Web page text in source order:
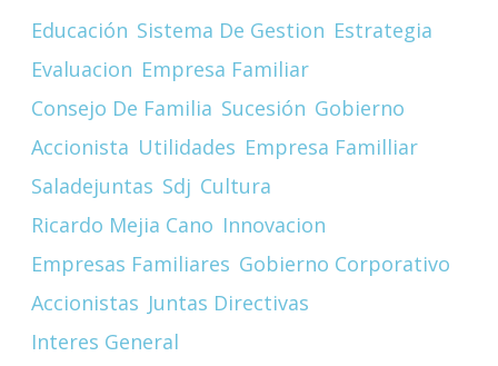
Educación Sistema De Gestion Estrategia
Evaluacion Empresa Familiar
Consejo De Familia Sucesión Gobierno
Accionista Utilidades Empresa Familliar
Saladejuntas Sdj Cultura
Ricardo Mejia Cano Innovacion
Empresas Familiares Gobierno Corporativo
Accionistas Juntas Directivas
Interes General